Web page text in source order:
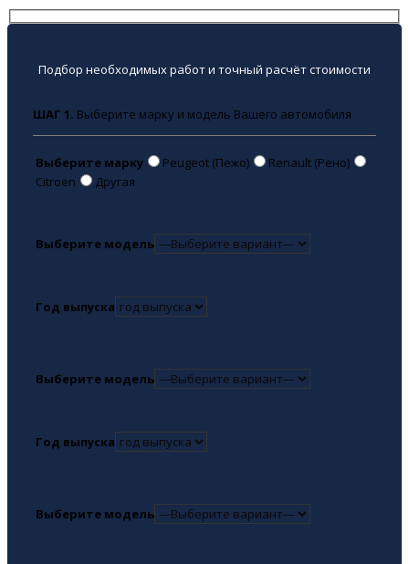
Подбор необходимых работ и точный расчёт стоимости
ШАГ 1. Выберите марку и модель Вашего автомобиля
Выберите марку Peugeot (Пежо)
Renault (Рено)
Citroen
Другая
Выберите модель
Год выпуска
Выберите модель
Год выпуска
Выберите модель